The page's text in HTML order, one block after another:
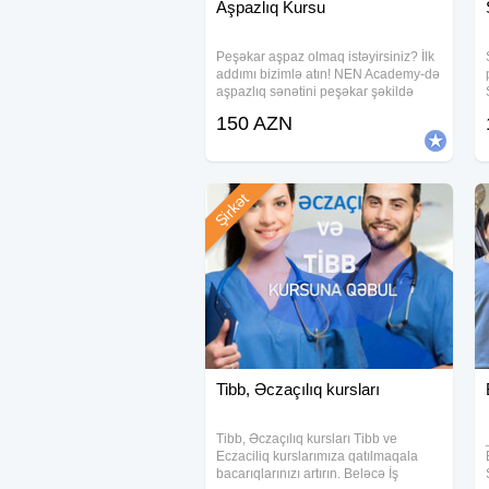
Aşpazlıq Kursu
Peşəkar aşpaz olmaq istəyirsiniz? İlk
addımı bizimlə atın! NEN Academy-də
aşpazlıq sənətini peşəkar şəkildə
sirlərini kəşf edin, unudulmaz
güclü bir
150 AZN
Tibb, Əczaçılıq kursları
Tibb, Əczaçılıq kursları Tibb ve
Eczaciliq kurslarımıza qatılmaqala
bacarıqlarınızı artırın. Beləcə İş
Şirkət